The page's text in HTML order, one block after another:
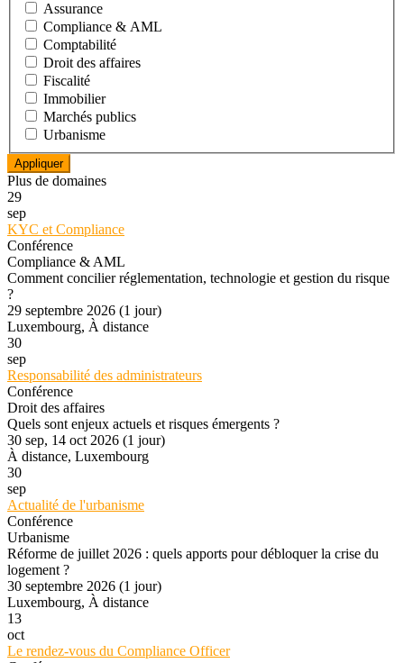
Assurance
Compliance & AML
Comptabilité
Droit des affaires
Fiscalité
Immobilier
Marchés publics
Urbanisme
Plus de domaines
29
sep
KYC et Compliance
Conférence
Compliance & AML
Comment concilier réglementation, technologie et gestion du risque
?
29 septembre 2026 (1 jour)
Luxembourg, À distance
30
sep
Responsabilité des administrateurs
Conférence
Droit des affaires
Quels sont enjeux actuels et risques émergents ?
30 sep, 14 oct 2026 (1 jour)
À distance, Luxembourg
30
sep
Actualité de l'urbanisme
Conférence
Urbanisme
Réforme de juillet 2026 : quels apports pour débloquer la crise du
logement ?
30 septembre 2026 (1 jour)
Luxembourg, À distance
13
oct
Le rendez-vous du Compliance Officer